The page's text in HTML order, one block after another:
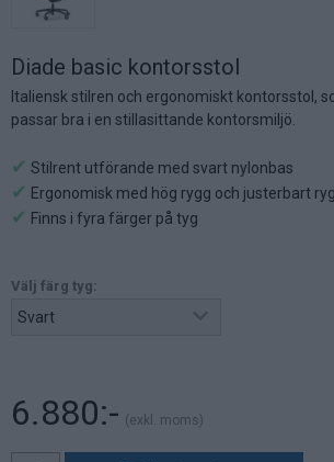
Diade basic kontorsstol
Italiensk stilren och ergonomiskt kontorsstol,
passar bra i en stillasittande kontorsmiljö.
✔ Stilrent utförande med svart nylonbas
✔ Ergonomisk med hög rygg och justerbart
✔ Finns i fyra färger på tyg
Välj färg tyg:
6.880:- (exkl. moms)